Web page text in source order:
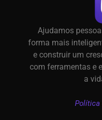
Ajudamos
forma mais
e construir um
com ferramentas e
a
Política